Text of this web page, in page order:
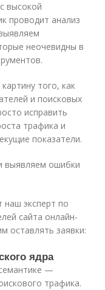
высокой
проводит анализ
неочевидны в
того, как
и поисковых
исправить
трафика и
показатели.
выявляем ошибки
наш эксперт по
сайта онлайн-
оставлять заявки:
ядра
—
трафика.